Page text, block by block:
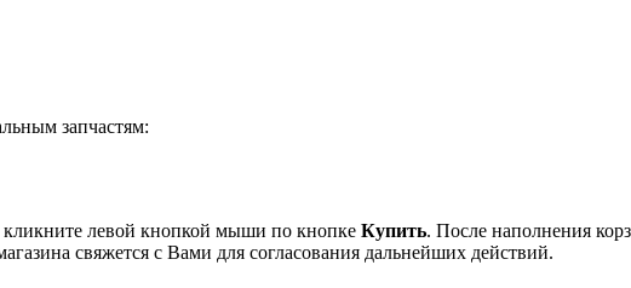
запчастям:
левой кнопкой мыши по кнопке Купить. После наполнения
свяжется с Вами для согласования дальнейших действий.